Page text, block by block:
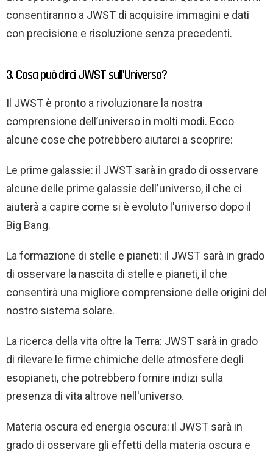
consentiranno a JWST di acquisire immagini e dati
con precisione e risoluzione senza precedenti.
3. Cosa può dirci JWST sull'Universo?
Il JWST è pronto a rivoluzionare la nostra
comprensione dell’universo in molti modi. Ecco
alcune cose che potrebbero aiutarci a scoprire:
Le prime galassie: il JWST sarà in grado di osservare
alcune delle prime galassie dell'universo, il che ci
aiuterà a capire come si è evoluto l'universo dopo il
Big Bang.
La formazione di stelle e pianeti: il JWST sarà in grado
di osservare la nascita di stelle e pianeti, il che
consentirà una migliore comprensione delle origini del
nostro sistema solare.
La ricerca della vita oltre la Terra: JWST sarà in grado
di rilevare le firme chimiche delle atmosfere degli
esopianeti, che potrebbero fornire indizi sulla
presenza di vita altrove nell'universo.
Materia oscura ed energia oscura: il JWST sarà in
grado di osservare gli effetti della materia oscura e